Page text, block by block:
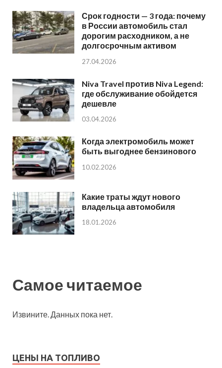
Срок годности — 3 года: почему
в России автомобиль стал
дорогим расходником, а не
долгосрочным активом
27.04.2026
Niva Travel против Niva Legend:
где обслуживание обойдется
дешевле
03.04.2026
Когда электромобиль может
быть выгоднее бензинового
10.02.2026
Какие траты ждут нового
владельца автомобиля
18.01.2026
Самое читаемое
Извините. Данных пока нет.
ЦЕНЫ НА ТОПЛИВО